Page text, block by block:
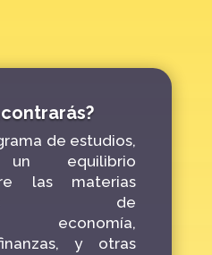
de estudios,
un equilibrio
las materias
de
economía,
y otras